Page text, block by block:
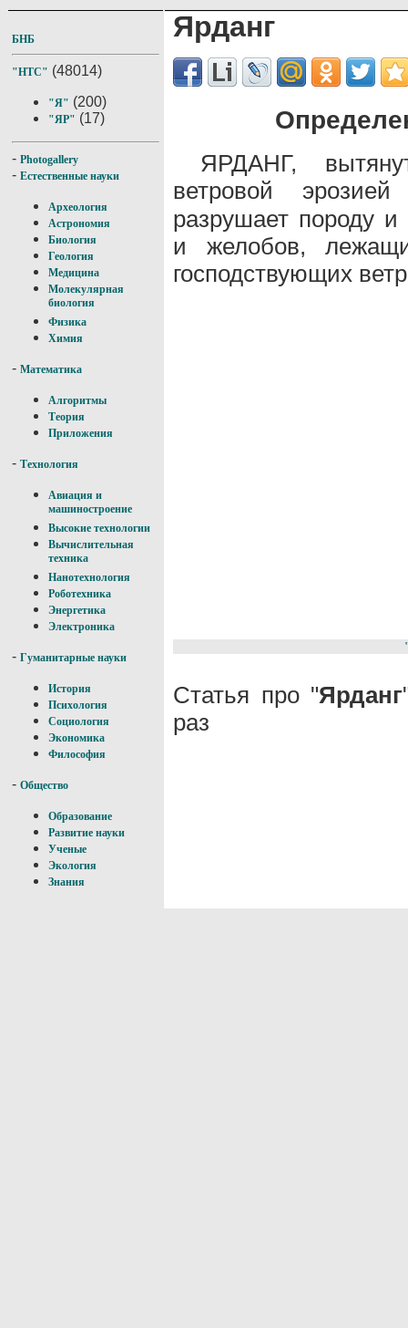
БНБ
"НТС" (48014)
"Я" (200)
"ЯР" (17)
- Photogallery
- Естественные науки
Археология
Астрономия
Биология
Геология
Медицина
Молекулярная
биология
Физика
Химия
- Математика
Алгоритмы
Теория
Приложения
- Технология
Авиация и
машиностроение
Высокие технологии
Вычислительная
техника
Нанотехнология
Роботехника
Энергетика
Электроника
- Гуманитарные науки
История
Психология
Социология
Экономика
Философия
- Общество
Образование
Развитие науки
Ученые
Экология
Знания
Ярданг
ЯРДАНГ,
ветровой
разрушает породу и
и желобов,
господствующих
Статья про "Ярданг
раз